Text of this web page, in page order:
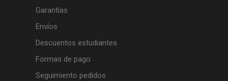
Garantías
Envíos
Descuentos estudiantes
Formas de pago
Seguimiento pedidos